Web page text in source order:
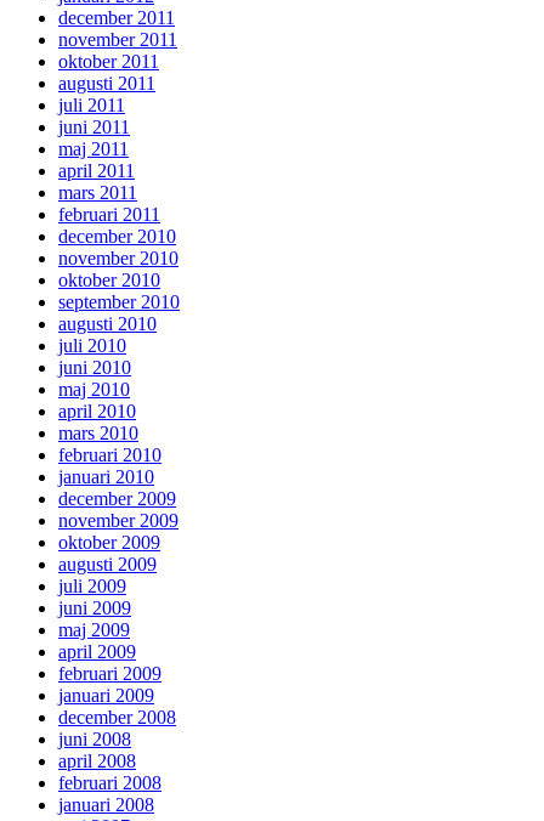
december 2011
november 2011
oktober 2011
augusti 2011
juli 2011
juni 2011
maj 2011
april 2011
mars 2011
februari 2011
december 2010
november 2010
oktober 2010
september 2010
augusti 2010
juli 2010
juni 2010
maj 2010
april 2010
mars 2010
februari 2010
januari 2010
december 2009
november 2009
oktober 2009
augusti 2009
juli 2009
juni 2009
maj 2009
april 2009
februari 2009
januari 2009
december 2008
juni 2008
april 2008
februari 2008
januari 2008